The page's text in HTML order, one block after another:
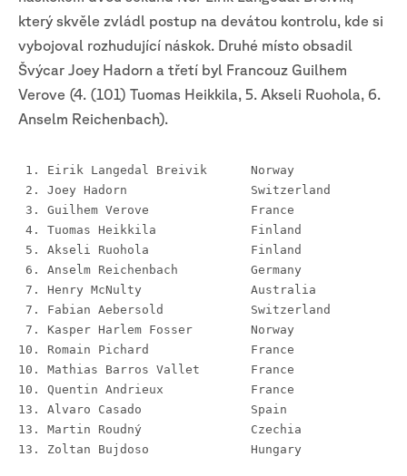
který skvěle zvládl postup na devátou kontrolu, kde si
vybojoval rozhudující náskok. Druhé místo obsadil
Švýcar Joey Hadorn a třetí byl Francouz Guilhem
Verove (4. (101) Tuomas Heikkila, 5. Akseli Ruohola, 6.
Anselm Reichenbach).
1. Eirik Langedal Breivik	Norway
2. Joey Hadorn			Switzerland
3. Guilhem Verove		France
5. Akseli Ruohola		Finland
6. Anselm Reichenbach		Germany
7. Henry McNulty		Australia
7. Fabian Aebersold		Switzerland
7. Kasper Harlem Fosser	Norway
10. Romain Pichard		France
10. Mathias Barros Vallet	France
10. Quentin Andrieux		France
13. Alvaro Casado		Spain
13. Martin Roudný		Czechia
13. Zoltan Bujdoso		Hungary